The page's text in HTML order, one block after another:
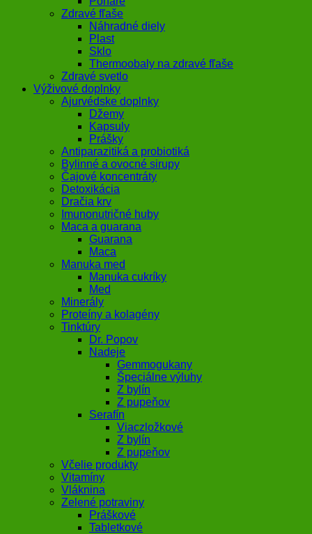
Zdravé fľaše
Náhradné diely
Plast
Sklo
Thermoobaly na zdravé fľaše
Zdravé svetlo
Výživové doplnky
Ajurvédske doplnky
Džemy
Kapsuly
Prášky
Antiparazitiká a probiotiká
Bylinné a ovocné sirupy
Čajové koncentráty
Detoxikácia
Dračia krv
Imunonutričné huby
Maca a guarana
Guarana
Maca
Manuka med
Manuka cukríky
Med
Minerály
Proteíny a kolagény
Tinktúry
Dr. Popov
Nadeje
Gemmogukany
Špeciálne výluhy
Z bylín
Z pupeňov
Serafín
Viaczložkové
Z bylín
Z pupeňov
Včelie produkty
Vitamíny
Vláknina
Zelené potraviny
Práškové
Tabletkové